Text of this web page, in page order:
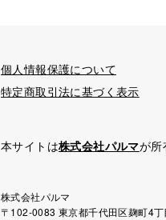
個人情報保護について
特定商取引法に基づく表示
本サイトは株式会社パルマが所
株式会社パルマ
〒102-0083 東京都千代田区麹町4